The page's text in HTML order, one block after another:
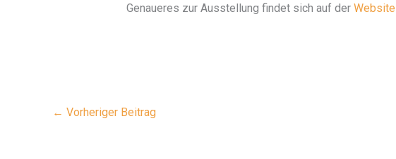
Genaueres zur Ausstellung findet sich auf der
← Vorheriger Beitrag